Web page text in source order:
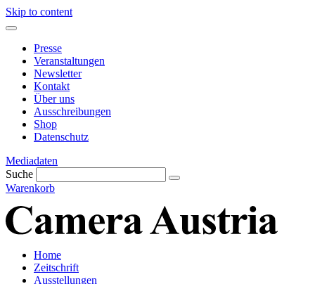
Skip to content
Presse
Veranstaltungen
Newsletter
Kontakt
Über uns
Ausschreibungen
Shop
Datenschutz
Mediadaten
Suche
Warenkorb
Home
Zeitschrift
Ausstellungen